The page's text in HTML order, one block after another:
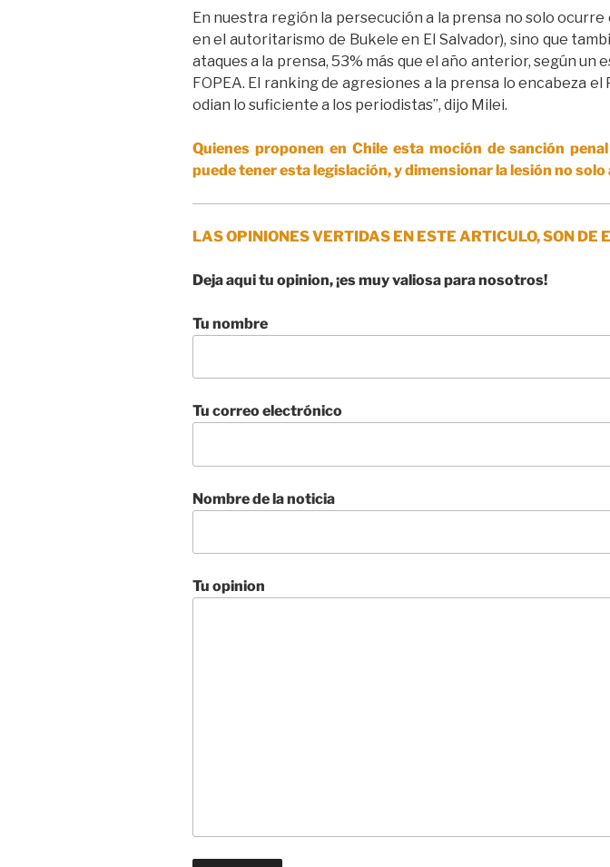
En nuestra región la persecución a la prensa no solo ocurre
en el autoritarismo de Bukele en El Salvador), sino que
ataques a la prensa, 53% más que el año anterior, según
FOPEA. El ranking de agresiones a la prensa lo encabeza
odian lo suficiente a los periodistas”, dijo Milei.
Quienes proponen en Chile esta moción de sanción
puede tener esta legislación, y dimensionar la lesión no
LAS OPINIONES VERTIDAS EN ESTE ARTICULO, SON
Deja aqui tu opinion, ¡es muy valiosa para nosotros!
Tu nombre
Tu correo electrónico
Nombre de la noticia
Tu opinion